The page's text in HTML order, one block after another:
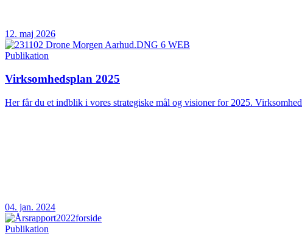
12. maj 2026
Publikation
Virksomhedsplan 2025
Her får du et indblik i vores strategiske mål og visioner for 2025.
04. jan. 2024
Publikation